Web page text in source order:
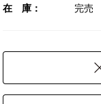
在 庫： 完売